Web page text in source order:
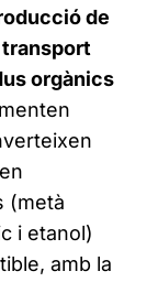
de
orgànics
(metà
i etanol)
amb la